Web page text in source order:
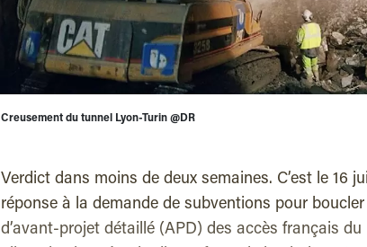
Creusement du tunnel Lyon-Turin @DR
Verdict dans moins de deux semaines. C’est le 16
réponse à la demande de subventions pour
d’avant-projet détaillé (APD) des accès français du